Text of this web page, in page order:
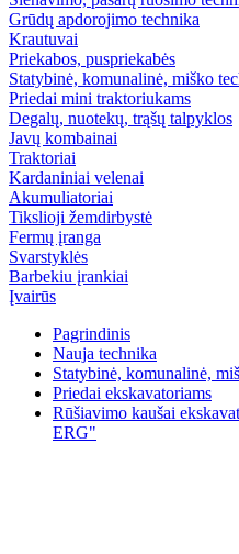
Grūdų apdorojimo technika
Krautuvai
Priekabos, puspriekabės
Statybinė, komunalinė, miško
Priedai mini traktoriukams
Degalų, nuotekų, trąšų talpyklos
Javų kombainai
Traktoriai
Kardaniniai velenai
Akumuliatoriai
Tikslioji žemdirbystė
Fermų įranga
Svarstyklės
Barbekiu įrankiai
Įvairūs
Pagrindinis
Nauja technika
Statybinė, komunalinė,
Priedai ekskavatoriams
Rūšiavimo kaušai
ERG"